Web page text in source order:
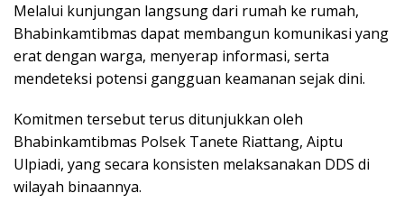
Melalui kunjungan langsung dari rumah ke rumah,
Bhabinkamtibmas dapat membangun komunikasi yang
erat dengan warga, menyerap informasi, serta
mendeteksi potensi gangguan keamanan sejak dini.
Komitmen tersebut terus ditunjukkan oleh
Bhabinkamtibmas Polsek Tanete Riattang, Aiptu
Ulpiadi, yang secara konsisten melaksanakan DDS di
wilayah binaannya.